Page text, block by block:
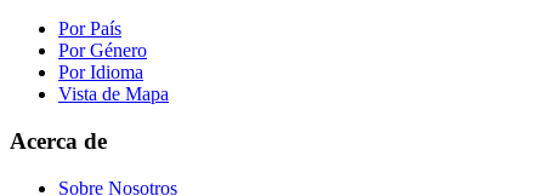
Por País
Por Género
Por Idioma
Vista de Mapa
Acerca de
Sobre Nosotros